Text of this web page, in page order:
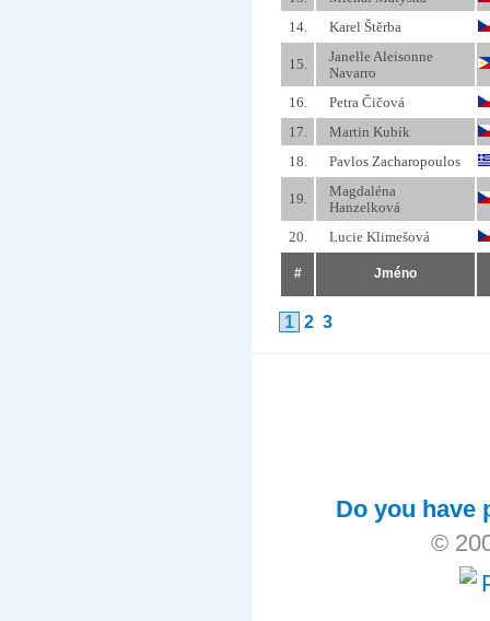
14.
Karel Štěrba
15.
Janelle Aleisonne
Navarro
16.
Petra Čičová
17.
Martin Kubík
18.
Pavlos Zacharopoulos
19.
Magdaléna
Hanzelková
20.
Lucie Klimešová
# Jméno
1 2 3
Do you have
©